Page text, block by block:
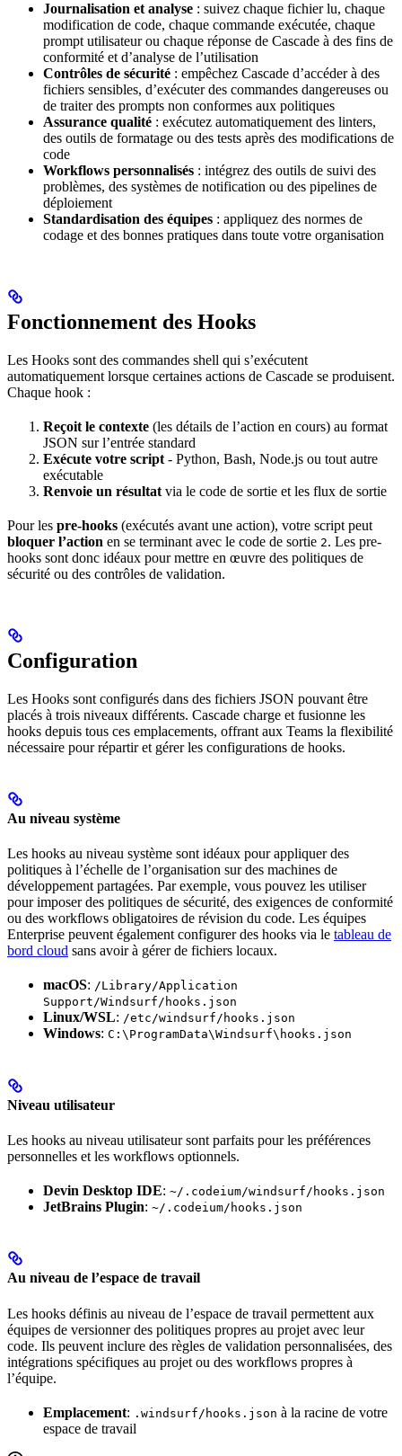
Journalisation et analyse : suivez chaque fichier lu, chaque
modification de code, chaque commande exécutée, chaque
prompt utilisateur ou chaque réponse de Cascade à des fins de
conformité et d’analyse de l’utilisation
Contrôles de sécurité : empêchez Cascade d’accéder à des
fichiers sensibles, d’exécuter des commandes dangereuses ou
de traiter des prompts non conformes aux politiques
Assurance qualité : exécutez automatiquement des linters,
des outils de formatage ou des tests après des modifications de
code
Workflows personnalisés : intégrez des outils de suivi des
problèmes, des systèmes de notification ou des pipelines de
déploiement
Standardisation des équipes : appliquez des normes de
codage et des bonnes pratiques dans toute votre organisation
Fonctionnement des Hooks
Les Hooks sont des commandes shell qui s’exécutent
automatiquement lorsque certaines actions de Cascade se produisent.
Chaque hook :
Reçoit le contexte (les détails de l’action en cours) au format
JSON sur l’entrée standard
Exécute votre script - Python, Bash, Node.js ou tout autre
exécutable
Renvoie un résultat via le code de sortie et les flux de sortie
Pour les pre-hooks (exécutés avant une action), votre script peut
bloquer l’action en se terminant avec le code de sortie 2. Les pre-
hooks sont donc idéaux pour mettre en œuvre des politiques de
sécurité ou des contrôles de validation.
Configuration
Les Hooks sont configurés dans des fichiers JSON pouvant être
placés à trois niveaux différents. Cascade charge et fusionne les
hooks depuis tous ces emplacements, offrant aux Teams la flexibilité
nécessaire pour répartir et gérer les configurations de hooks.
Au niveau système
Les hooks au niveau système sont idéaux pour appliquer des
politiques à l’échelle de l’organisation sur des machines de
développement partagées. Par exemple, vous pouvez les utiliser
pour imposer des politiques de sécurité, des exigences de conformité
ou des workflows obligatoires de révision du code. Les équipes
Enterprise peuvent également configurer des hooks via le tableau de
bord cloud sans avoir à gérer de fichiers locaux.
macOS: /Library/Application
Support/Windsurf/hooks.json
Linux/WSL: /etc/windsurf/hooks.json
Windows: C:\ProgramData\Windsurf\hooks.json
Niveau utilisateur
Les hooks au niveau utilisateur sont parfaits pour les préférences
personnelles et les workflows optionnels.
Devin Desktop IDE: ~/.codeium/windsurf/hooks.json
JetBrains Plugin: ~/.codeium/hooks.json
Au niveau de l’espace de travail
Les hooks définis au niveau de l’espace de travail permettent aux
équipes de versionner des politiques propres au projet avec leur
code. Ils peuvent inclure des règles de validation personnalisées, des
intégrations spécifiques au projet ou des workflows propres à
l’équipe.
Emplacement: .windsurf/hooks.json à la racine de votre
espace de travail